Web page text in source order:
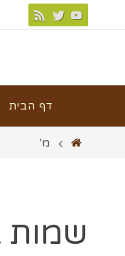
דף הבית
מ’
שמות